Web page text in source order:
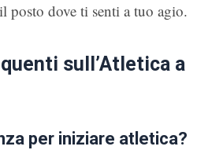
posto dove ti senti a tuo agio.
sull’Atletica a
per iniziare atletica?